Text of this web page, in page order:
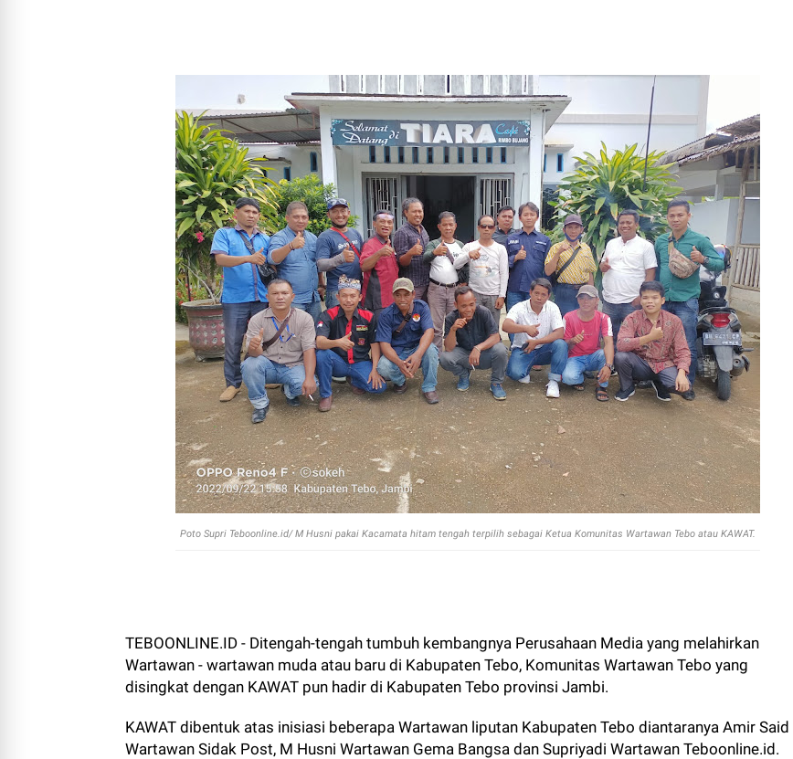
Poto Supri Teboonline.id/ M Husni pakai Kacamata hitam tengah terpilih sebagai Ketua Komunitas Wartawan Tebo atau KAWAT.
TEBOONLINE.ID - Ditengah-tengah tumbuh kembangnya Perusahaan Media yang melahirkan
Wartawan - wartawan muda atau baru di Kabupaten Tebo, Komunitas Wartawan Tebo yang
disingkat dengan KAWAT pun hadir di Kabupaten Tebo provinsi Jambi.
KAWAT dibentuk atas inisiasi beberapa Wartawan liputan Kabupaten Tebo diantaranya Amir Said
Wartawan Sidak Post, M Husni Wartawan Gema Bangsa dan Supriyadi Wartawan Teboonline.id.